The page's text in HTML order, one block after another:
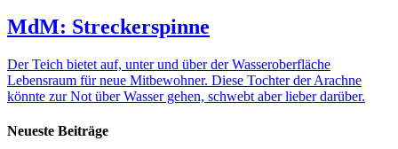
MdM: Streckerspinne
Der Teich bietet auf, unter und über der Wasseroberfläche
Lebensraum für neue Mitbewohner. Diese Tochter der Arachne
könnte zur Not über Wasser gehen, schwebt aber lieber darüber.
Neueste Beiträge